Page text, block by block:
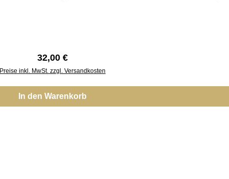
Regulärer Preis:
32,00 €
Preise inkl. MwSt. zzgl. Versandkosten
In den Warenkorb